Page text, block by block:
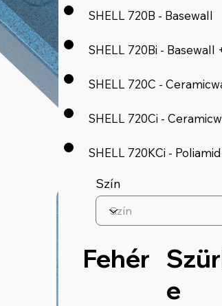
SHELL 720B - Basewall
SHELL 720Bi - Basewall
SHELL 720C -
SHELL 720Ci -
SHELL 720KCi -
Szín
Fehér
e